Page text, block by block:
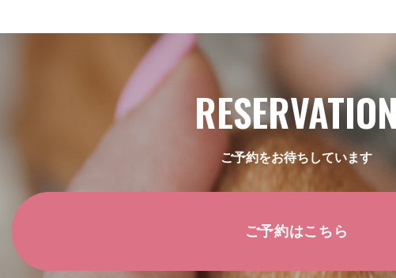
ご予約をお待ちしています
ご予約はこちら